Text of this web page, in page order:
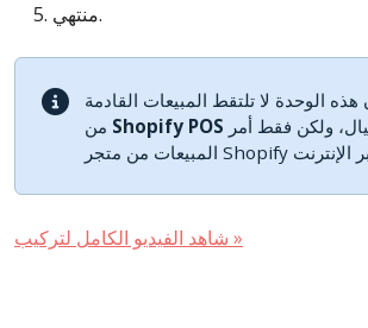
منتهي.
الوحدة لا تلتقط المبيعات القادمة
Shopify POS
شاهد الفيديو الكامل لتركيب »